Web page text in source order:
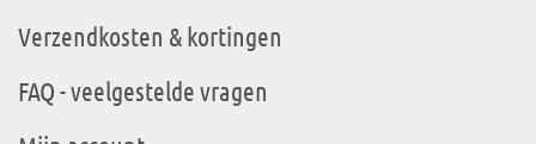
Verzendkosten & kortingen
FAQ - veelgestelde vragen